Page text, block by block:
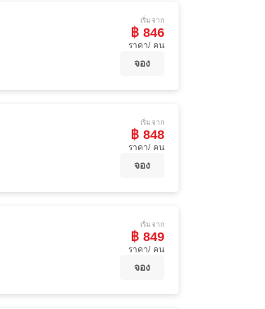
เริ่มจาก
฿ 846
ราคา/ คน
จอง
เริ่มจาก
฿ 848
ราคา/ คน
จอง
เริ่มจาก
฿ 849
ราคา/ คน
จอง